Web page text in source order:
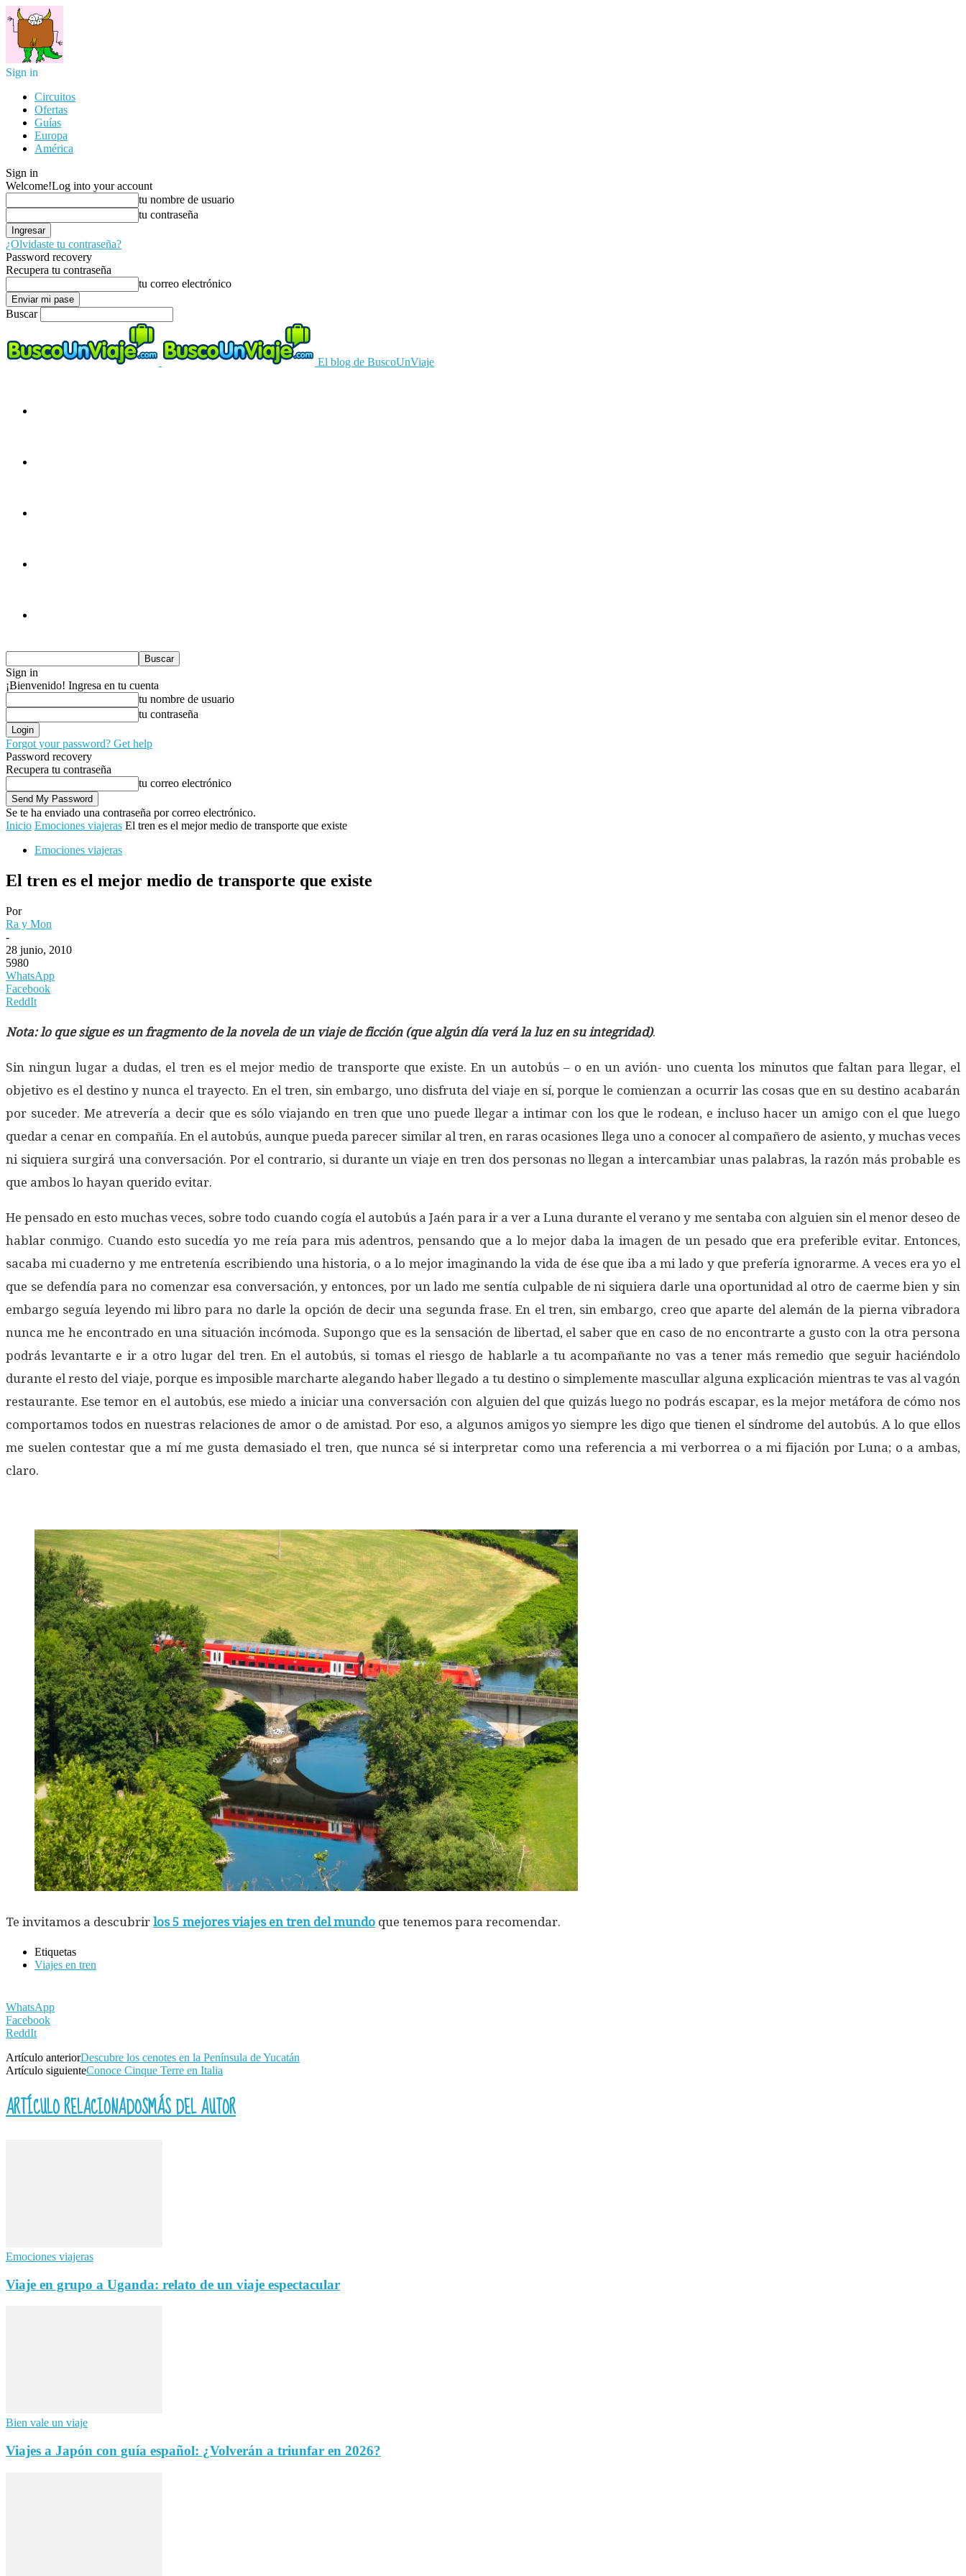
Sign in
Circuitos
Ofertas
Guías
Europa
América
Sign in
Welcome!Log into your account
tu nombre de usuario
tu contraseña
¿Olvidaste tu contraseña?
Password recovery
Recupera tu contraseña
tu correo electrónico
Buscar
El blog de BuscoUnViaje
Sign in
¡Bienvenido! Ingresa en tu cuenta
tu nombre de usuario
tu contraseña
Forgot your password? Get help
Password recovery
Recupera tu contraseña
tu correo electrónico
Se te ha enviado una contraseña por correo electrónico.
Inicio Emociones viajeras El tren es el mejor medio de transporte que existe
Emociones viajeras
El tren es el mejor medio de transporte que existe
Por
Ra y Mon
-
28 junio, 2010
5980
WhatsApp
Facebook
ReddIt
Nota: lo que sigue es un fragmento de la novela de un viaje de ficción (que algún día verá la luz en su integridad).
Sin ningun lugar a dudas, el tren es el mejor medio de transporte que existe. En un autobús – o en un avión- uno cuenta los minutos que faltan para llegar, el
objetivo es el destino y nunca el trayecto. En el tren, sin embargo, uno disfruta del viaje en sí, porque le comienzan a ocurrir las cosas que en su destino acabarán
por suceder. Me atrevería a decir que es sólo viajando en tren que uno puede llegar a intimar con los que le rodean, e incluso hacer un amigo con el que luego
quedar a cenar en compañía. En el autobús, aunque pueda parecer similar al tren, en raras ocasiones llega uno a conocer al compañero de asiento, y muchas veces
ni siquiera surgirá una conversación. Por el contrario, si durante un viaje en tren dos personas no llegan a intercambiar unas palabras, la razón más probable es
que ambos lo hayan querido evitar.
He pensado en esto muchas veces, sobre todo cuando cogía el autobús a Jaén para ir a ver a Luna durante el verano y me sentaba con alguien sin el menor deseo de
hablar conmigo. Cuando esto sucedía yo me reía para mis adentros, pensando que a lo mejor daba la imagen de un pesado que era preferible evitar. Entonces,
sacaba mi cuaderno y me entretenía escribiendo una historia, o a lo mejor imaginando la vida de ése que iba a mi lado y que prefería ignorarme. A veces era yo el
que se defendía para no comenzar esa conversación, y entonces, por un lado me sentía culpable de ni siquiera darle una oportunidad al otro de caerme bien y sin
embargo seguía leyendo mi libro para no darle la opción de decir una segunda frase. En el tren, sin embargo, creo que aparte del alemán de la pierna vibradora
nunca me he encontrado en una situación incómoda. Supongo que es la sensación de libertad, el saber que en caso de no encontrarte a gusto con la otra persona
podrás levantarte e ir a otro lugar del tren. En el autobús, si tomas el riesgo de hablarle a tu acompañante no vas a tener más remedio que seguir haciéndolo
durante el resto del viaje, porque es imposible marcharte alegando haber llegado a tu destino o simplemente mascullar alguna explicación mientras te vas al vagón
restaurante. Ese temor en el autobús, ese miedo a iniciar una conversación con alguien del que quizás luego no podrás escapar, es la mejor metáfora de cómo nos
comportamos todos en nuestras relaciones de amor o de amistad. Por eso, a algunos amigos yo siempre les digo que tienen el síndrome del autobús. A lo que ellos
me suelen contestar que a mí me gusta demasiado el tren, que nunca sé si interpretar como una referencia a mi verborrea o a mi fijación por Luna; o a ambas,
claro.
Te invitamos a descubrir los 5 mejores viajes en tren del mundo que tenemos para recomendar.
Etiquetas
Viajes en tren
WhatsApp
Facebook
ReddIt
Artículo anteriorDescubre los cenotes en la Península de Yucatán
Artículo siguienteConoce Cinque Terre en Italia
ARTÍCULO RELACIONADOSMÁS DEL AUTOR
Emociones viajeras
Viaje en grupo a Uganda: relato de un viaje espectacular
Bien vale un viaje
Viajes a Japón con guía español: ¿Volverán a triunfar en 2026?